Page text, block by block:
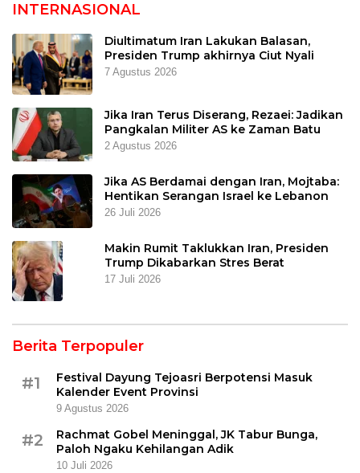
INTERNASIONAL
Diultimatum Iran Lakukan Balasan,
Presiden Trump akhirnya Ciut Nyali
7 Agustus 2026
Jika Iran Terus Diserang, Rezaei: Jadikan
Pangkalan Militer AS ke Zaman Batu
2 Agustus 2026
Jika AS Berdamai dengan Iran, Mojtaba:
Hentikan Serangan Israel ke Lebanon
26 Juli 2026
Makin Rumit Taklukkan Iran, Presiden
Trump Dikabarkan Stres Berat
17 Juli 2026
Berita Terpopuler
#1
Festival Dayung Tejoasri Berpotensi Masuk
Kalender Event Provinsi
9 Agustus 2026
#2
Rachmat Gobel Meninggal, JK Tabur Bunga,
Paloh Ngaku Kehilangan Adik
10 Juli 2026